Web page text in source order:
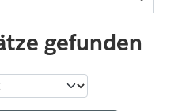
gefunden